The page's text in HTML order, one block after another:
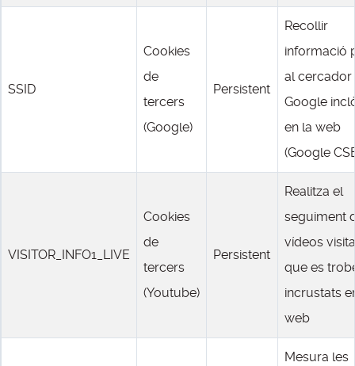
SSID
Cookies
de
tercers
(Google)
Persistent
Recollir
informació
al cercador
Google
en la web
(Google
VISITOR_INFO1_LIVE
Cookies
de
tercers
(Youtube)
Persistent
Realitza el
seguiment
vídeos
que es
incrustats
web
Mesura les